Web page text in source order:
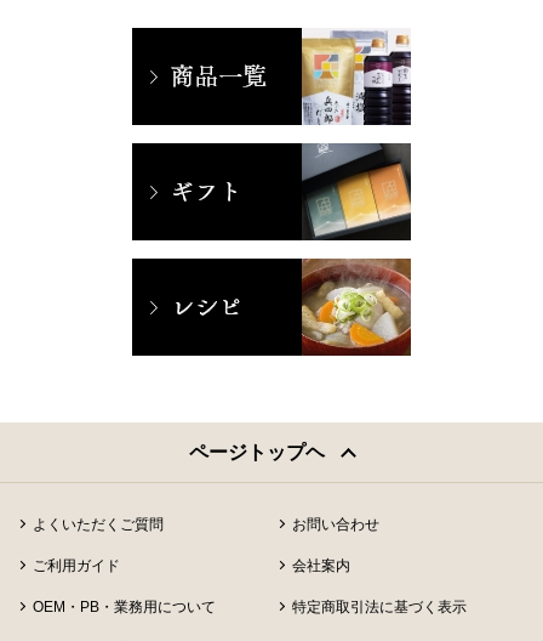
ページトップヘ
よくいただくご質問 お問い合わせ
ご利用ガイド 会社案内
OEM・PB・業務用について 特定商取引法に基づく表示